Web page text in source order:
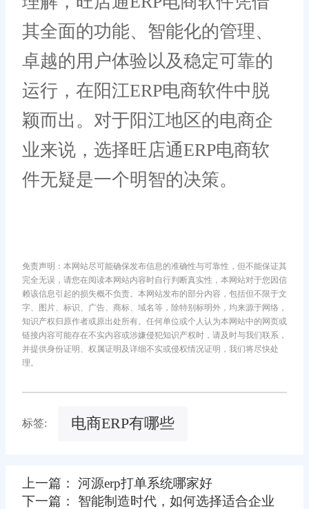
其全面的功能、智能化的管理、
卓越的用户体验以及稳定可靠的
运行，在阳江ERP电商软件中脱
颖而出。对于阳江地区的电商企
业来说，选择旺店通ERP电商软
件无疑是一个明智的决策。
免责声明：本网站尽可能确保发布信息的准确性与可靠性，但不能保证其
完全无误，请您在阅读本网站内容时自行判断真实性，本网站对于您因信
赖该信息引起的损失概不负责。本网站发布的部分内容，包括但不限于文
字、图片、标识、广告、商标、域名等，除特别标明外，均来源于网络，
知识产权归原作者或原出处所有。任何单位或个人认为本网站中的网页或
链接内容可能存在不实内容或涉嫌侵犯知识产权时，请及时与我们联系，
并提供身份证明、权属证明及详细不实或侵权情况证明，我们将尽快处
理。
标签: 电商ERP有哪些
上一篇： 河源erp打单系统哪家好
下一篇： 智能制造时代，如何选择适合企业